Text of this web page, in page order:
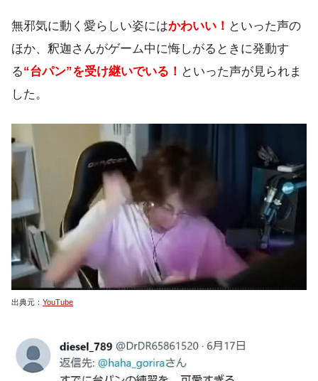
無邪気に動く愛らしい姿にはかわいい！ といった声の
ほか、釈迦さんがゲーム中に悔しがるときに発動す
る“台パン”を受け継いでいる！ といった声が見られま
した。
出典元： YouTube